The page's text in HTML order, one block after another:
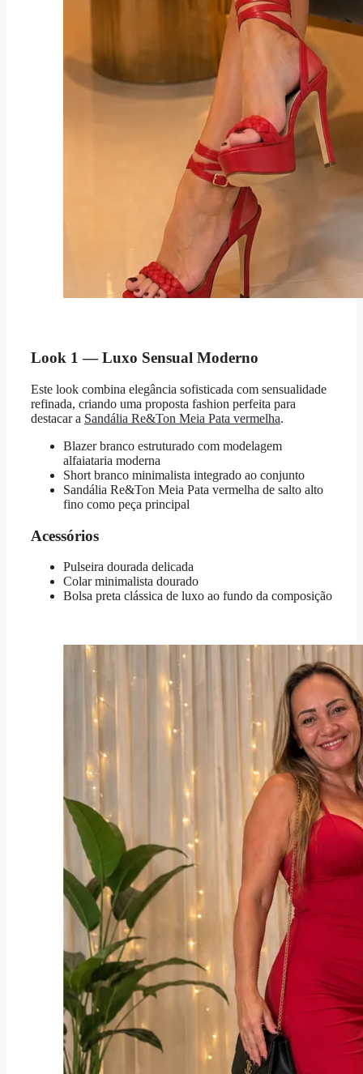
Look 1 — Luxo Sensual Moderno
Este look combina elegância sofisticada com sensualidade
refinada, criando uma proposta fashion perfeita para
destacar a Sandália Re&Ton Meia Pata vermelha.
Blazer branco estruturado com modelagem
alfaiataria moderna
Short branco minimalista integrado ao conjunto
Sandália Re&Ton Meia Pata vermelha de salto alto
fino como peça principal
Acessórios
Pulseira dourada delicada
Colar minimalista dourado
Bolsa preta clássica de luxo ao fundo da composição